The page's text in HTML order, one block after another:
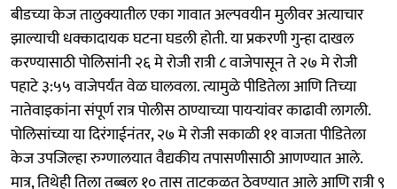
बीडच्या केज तालुक्यातील एका गावात अल्पवयीन मुलीवर अत्याचार
झाल्याची धक्कादायक घटना घडली होती. या प्रकरणी गुन्हा दाखल
करण्यासाठी पोलिसांनी २६ मे रोजी रात्री ८ वाजेपासून ते २७ मे रोजी
पहाटे ३:५५ वाजेपर्यंत वेळ घालवला. त्यामुळे पीडितेला आणि तिच्या
नातेवाइकांना संपूर्ण रात्र पोलीस ठाण्याच्या पायऱ्यांवर काढावी लागली.
पोलिसांच्या या दिरंगाईनंतर, २७ मे रोजी सकाळी ११ वाजता पीडितेला
केज उपजिल्हा रुग्णालयात वैद्यकीय तपासणीसाठी आणण्यात आले.
मात्र, तिथेही तिला तब्बल १० तास ताटकळत ठेवण्यात आले आणि रात्री ९